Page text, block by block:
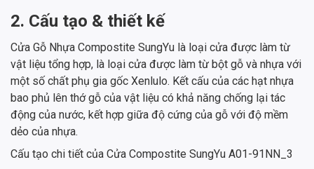
2. Cấu tạo & thiết kế
Cửa Gỗ Nhựa Compostite SungYu là loại cửa được làm từ
vật liệu tổng hợp, là loại cửa được làm từ bột gỗ và nhựa với
một số chất phụ gia gốc Xenlulo. Kết cấu của các hạt nhựa
bao phủ lên thớ gỗ của vật liệu có khả năng chống lại tác
động của nước, kết hợp giữa độ cứng của gỗ với độ mềm
dẻo của nhựa.
Cấu tạo chi tiết của Cửa Compostite SungYu A01-91NN_3